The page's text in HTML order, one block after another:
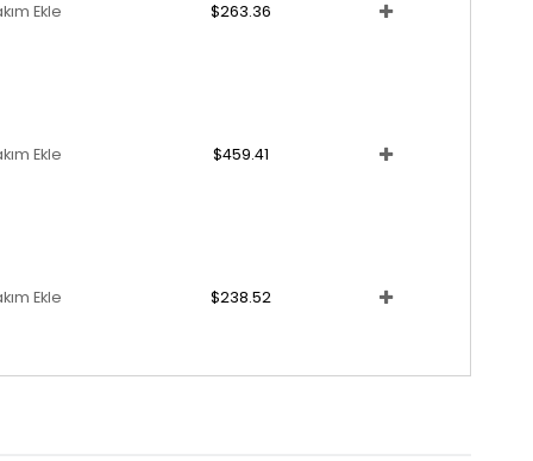
Ekle $263.36
Ekle $459.41
Ekle $238.52